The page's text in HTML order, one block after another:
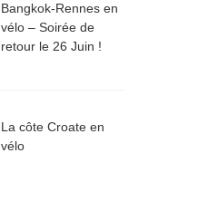
Bangkok-Rennes en
vélo – Soirée de
retour le 26 Juin !
La côte Croate en
vélo